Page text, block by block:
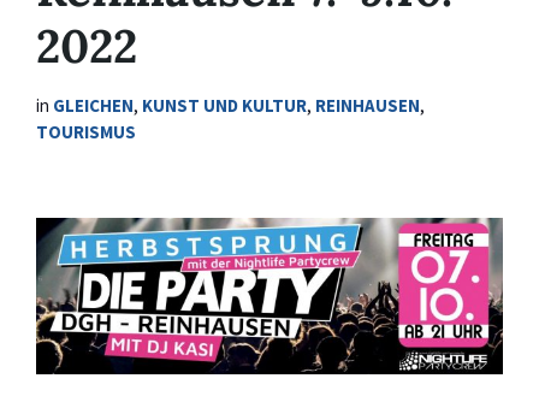
2022
in GLEICHEN, KUNST UND KULTUR, REINHAUSEN,
TOURISMUS